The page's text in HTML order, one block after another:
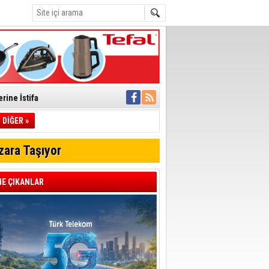
İletti
müdahale
Geçti
DİĞER »
Taşıyor
ÇIKANLAR